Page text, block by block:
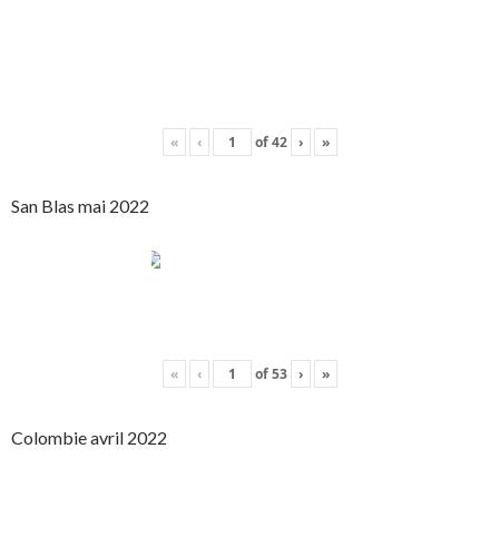
« ‹ of42 › »
San Blas mai 2022
« ‹ of53 › »
Colombie avril 2022